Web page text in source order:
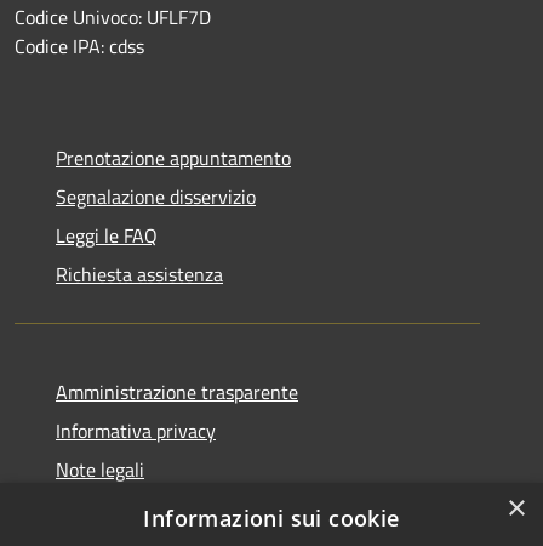
Codice Univoco: UFLF7D
Codice IPA: cdss
Prenotazione appuntamento
Segnalazione disservizio
Leggi le FAQ
Richiesta assistenza
Amministrazione trasparente
Informativa privacy
Note legali
Dichiarazione di accessibilità
×
Informazioni sui cookie